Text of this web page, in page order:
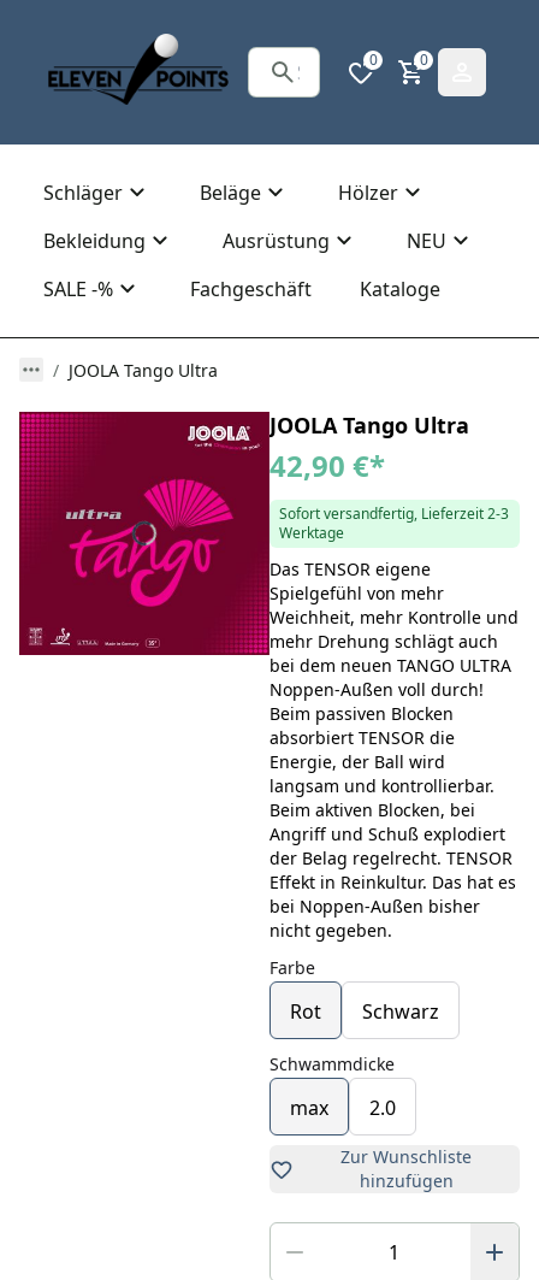
0 0
Schläger Beläge
Hölzer
Bekleidung
Ausrüstung
NEU
SALE -%
Fachgeschäft Kataloge
JOOLA Tango Ultra
JOOLA Tango Ultra
42,90 €*
Sofort versandfertig, Lieferzeit 2-3
Werktage
Das TENSOR eigene
Spielgefühl von mehr
Weichheit, mehr Kontrolle und
mehr Drehung schlägt auch
bei dem neuen TANGO ULTRA
Noppen-Außen voll durch!
Beim passiven Blocken
absorbiert TENSOR die
Energie, der Ball wird
langsam und kontrollierbar.
Beim aktiven Blocken, bei
Angriff und Schuß explodiert
der Belag regelrecht. TENSOR
Effekt in Reinkultur. Das hat es
bei Noppen-Außen bisher
nicht gegeben.
Farbe
Rot Schwarz
Schwammdicke
max 2.0
Zur Wunschliste
hinzufügen